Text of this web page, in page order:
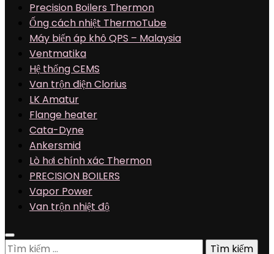
Precision Boilers Thermon
Ống cách nhiệt ThermoTube
Máy biến áp khô QPS – Malaysia
Ventmatika
Hệ thống CEMS
Van trộn điện Clorius
LK Amatur
Flange heater
Cata-Dyne
Ankersmid
Lò hơi chính xác Thermon
PRECISION BOILERS
Vapor Power
Van trộn nhiệt độ
Tìm